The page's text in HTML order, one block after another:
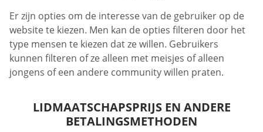
Er zijn opties om de interesse van de gebruiker op de
website te kiezen. Men kan de opties filteren door het
type mensen te kiezen dat ze willen. Gebruikers
kunnen filteren of ze alleen met meisjes of alleen
jongens of een andere community willen praten.
LIDMAATSCHAPSPRIJS EN ANDERE
BETALINGSMETHODEN